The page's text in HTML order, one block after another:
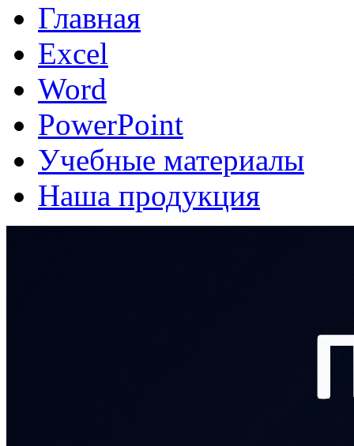
Главная
Excel
Word
PowerPoint
Учебные материалы
Наша продукция